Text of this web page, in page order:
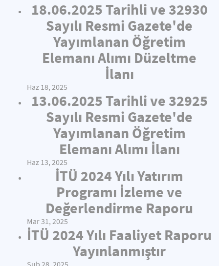
18.06.2025 Tarihli ve 32930
Sayılı Resmi Gazete'de
Yayımlanan Öğretim
Elemanı Alımı Düzeltme
İlanı
Haz 18, 2025
13.06.2025 Tarihli ve 32925
Sayılı Resmi Gazete'de
Yayımlanan Öğretim
Elemanı Alımı İlanı
Haz 13, 2025
İTÜ 2024 Yılı Yatırım
Programı İzleme ve
Değerlendirme Raporu
Mar 31, 2025
İTÜ 2024 Yılı Faaliyet Raporu
Yayınlanmıştır